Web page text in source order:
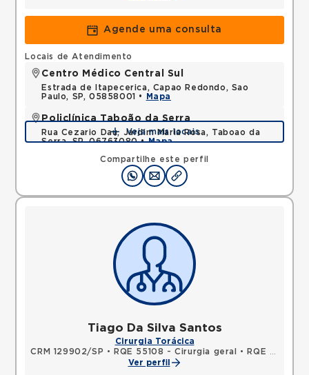
Agende uma consulta
Compartilhe este perfil
Locais de Atendimento
Centro Médico Central Sul
Estrada de Itapecerica, Capao Redondo, Sao
Paulo, SP, 05858001 •
Mapa
Policlínica Taboão da Serra
Rua Cezario Dau, Jardim Maria Rosa, Taboao da
Serra, SP, 06763080 •Mapa
Veja mais locais
Tiago Da Silva Santos
Cirurgia Torácica
CRM 129902/SP • RQE 55108 - Cirurgia geral •
RQE 55109 - Cirurgia torácica
Ver perfil